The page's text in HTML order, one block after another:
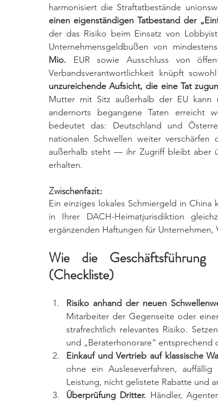
harmonisiert die Straftatbestände
einen eigenständigen Tatbestand der
der das Risiko beim Einsatz von
Unternehmensgeldbußen von
Mio. EUR sowie Ausschluss von
unzureichende Aufsicht, die eine Tat
Mutter mit Sitz außerhalb der EU kann
andernorts begangene Taten erreicht
bedeutet das: Deutschland und
nationalen Schwellen weiter
außerhalb steht — ihr Zugriff bleibt aber
erhalten.
Zwischenfazit:
Ein einziges lokales Schmiergeld in China
in Ihrer DACH-Heimatjurisdiktion
ergänzenden Haftungen für Unternehmen,
Wie die
(Checkliste)
Risiko anhand der neuen
Mitarbeiter der Gegenseite oder
strafrechtlich relevantes Risiko.
und „Beraterhonorare“
Einkauf und Vertrieb auf klassische
ohne ein Ausleseverfahren, auffällig
Leistung, nicht gelistete Rabatte und
Überprüfung Dritter. Händler,